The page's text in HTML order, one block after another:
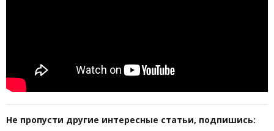
Не пропусти другие интересные статьи, подпишись: